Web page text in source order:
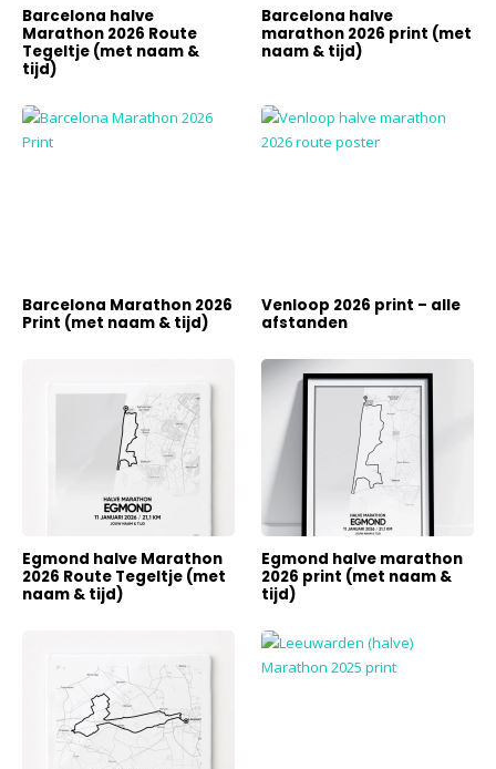
Barcelona halve
Marathon 2026 Route
Tegeltje (met naam &
tijd)
Barcelona halve
marathon 2026 print (met
naam & tijd)
Barcelona Marathon 2026
Print (met naam & tijd)
Venloop 2026 print – alle
afstanden
Egmond halve Marathon
2026 Route Tegeltje (met
naam & tijd)
Egmond halve marathon
2026 print (met naam &
tijd)